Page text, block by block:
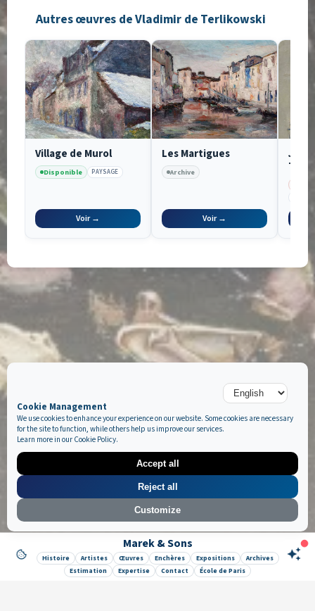
Autres œuvres de Vladimir de Terlikowski
Village de Murol
Disponible PAYSAGE
Voir →
Les Martigues
Archive
Voir →
Marek & Sons
Histoire Artistes Œuvres Enchères Expositions
Archives
Estimation
Expertise Contact École de Paris
Like it ? Share it !
Cookie Management
We use cookies to enhance your experience on our website. Some cookies are necessary
for the site to function, while others help us improve our services.
Learn more in our Cookie Policy.
Accept all
Reject all
Customize